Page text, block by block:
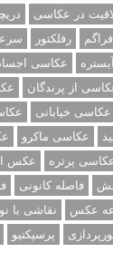
در عکاسی
رفلکتور
عکاسی
از پرندگان
عکاسی خیابانی
عکاسی ماکرو
پرتره
عکس
فاصله کانونی
عکس نقاشی با
پرسپکتیو